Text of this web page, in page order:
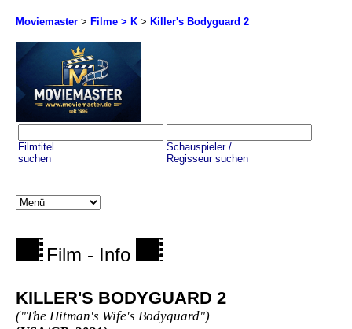
Moviemaster > Filme > K > Killer's Bodyguard 2
Filmtitel
suchen
Schauspieler /
Regisseur suchen
Film - Info
KILLER'S BODYGUARD 2
("The Hitman's Wife's Bodyguard")